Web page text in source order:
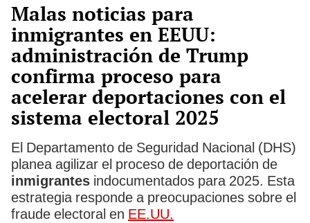
Malas noticias para
inmigrantes en EEUU:
administración de Trump
confirma proceso para
acelerar deportaciones con el
sistema electoral 2025
El Departamento de Seguridad Nacional (DHS)
planea agilizar el proceso de deportación de
inmigrantes indocumentados para 2025. Esta
estrategia responde a preocupaciones sobre el
fraude electoral en EE.UU.